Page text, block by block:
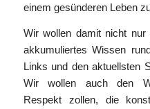
einem gesünderen Leben
Wir wollen damit nicht
akkumuliertes Wissen
Links und den aktuellsten
Wir wollen auch den
Respekt zollen, die